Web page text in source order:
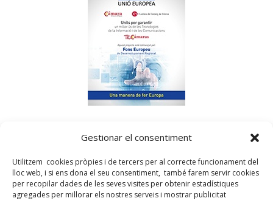
Gestionar el consentiment
Utilitzem cookies pròpies i de tercers per al correcte funcionament del
lloc web, i si ens dona el seu consentiment, també farem servir cookies
per recopilar dades de les seves visites per obtenir estadístiques
agregades per millorar els nostres serveis i mostrar publicitat
Desarrollo Regional, cuyo objetivo es mejorar el uso y la
comunicaciones y el acceso a las mismas y gracias al cual ha
podido mejorar su presencia en internet y en las redes
sociales. Esta acción ha tenido lugar durante el 2017 y el 2018.
Para hacerlo posible, ha contado con el apoyo del programa